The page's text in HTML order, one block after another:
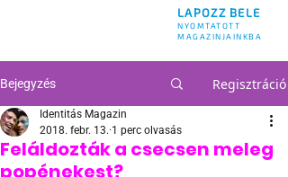
LAPOZZ BELE
NYOMTATOTT
MAGAZINJAINKBA
Bejegyzés Regisztráció
Feláldozták a csecsen meleg
popénekest?
Identitás Magazin
2018. febr. 13. 1 perc olvasás